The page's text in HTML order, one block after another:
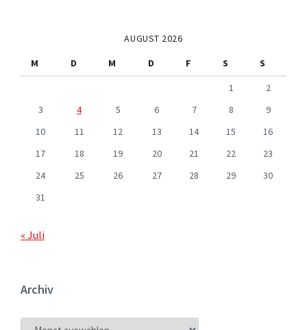
AUGUST 2026
M
D M D F S
S
1
2
3
4 5 6 7 8
9
10
11 12 13 14 15
16
17
18 19 20 21 22
23
24
25 26 27 28 29
30
31
« Juli
Archiv
ARCHIV